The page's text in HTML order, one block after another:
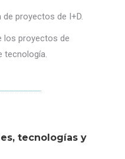
de proyectos de I+D.
los proyectos de
tecnología.
tecnologías y